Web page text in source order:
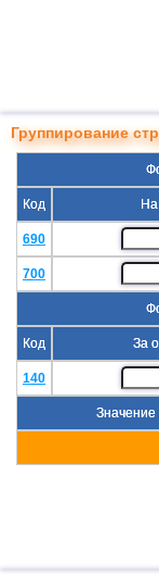
Группирование
Код
690
700
Код За
140
Значение